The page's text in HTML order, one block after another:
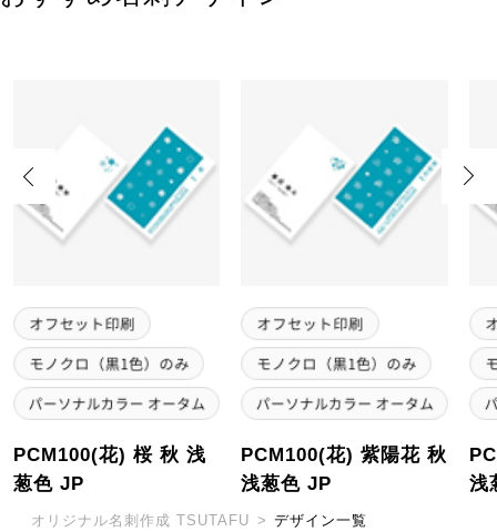
PCM100(花) 桜 秋 浅
葱色 JP
PCM100(花) 紫陽花 秋
浅葱色 JP
浅
Previous Next
オリジナル名刺作成 TSUTAFU > デザイン一覧